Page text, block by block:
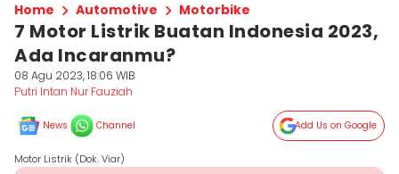
Home Automotive Motorbike
7 Motor Listrik Buatan Indonesia 2023,
Ada Incaranmu?
08 Agu 2023, 18:06 WIB
Putri Intan Nur Fauziah
News Channel Add Us on Google
Motor Listrik (Dok. Viar)